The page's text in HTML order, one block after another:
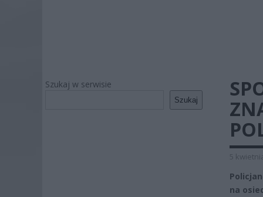
Szukaj w serwisie
Szukaj
5
na